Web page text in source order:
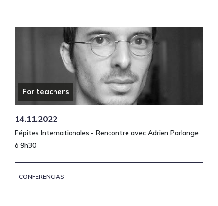
For teachers
14.11.2022
Pépites Internationales - Rencontre avec Adrien Parlange
à 9h30
CONFERENCIAS